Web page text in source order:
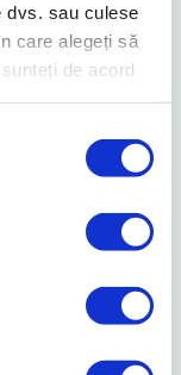
dvs. sau culese
care alegeți să
de acord
cele mai
atrăgând o
a dezvoltării.
de
7 hectare
devine unul